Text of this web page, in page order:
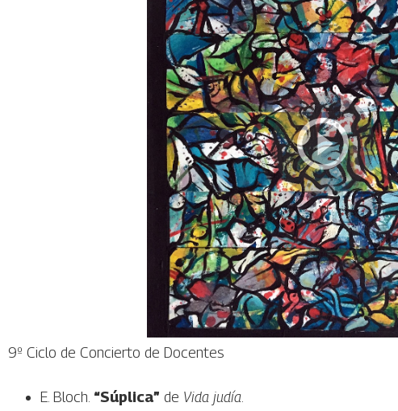
9º Ciclo de Concierto de Docentes
E. Bloch. “Súplica” de Vida judía.